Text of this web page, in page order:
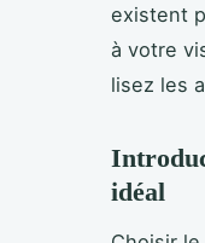
existent
à votre
lisez les
idéal